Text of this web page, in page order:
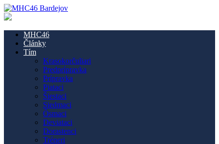
MHC46
Články
Tím
Krasokorčuliari
Predprípravka
Prípravka
Piataci
Šiestaci
Siedmaci
Ôsmaci
Deviataci
Dorastenci
Tréneri